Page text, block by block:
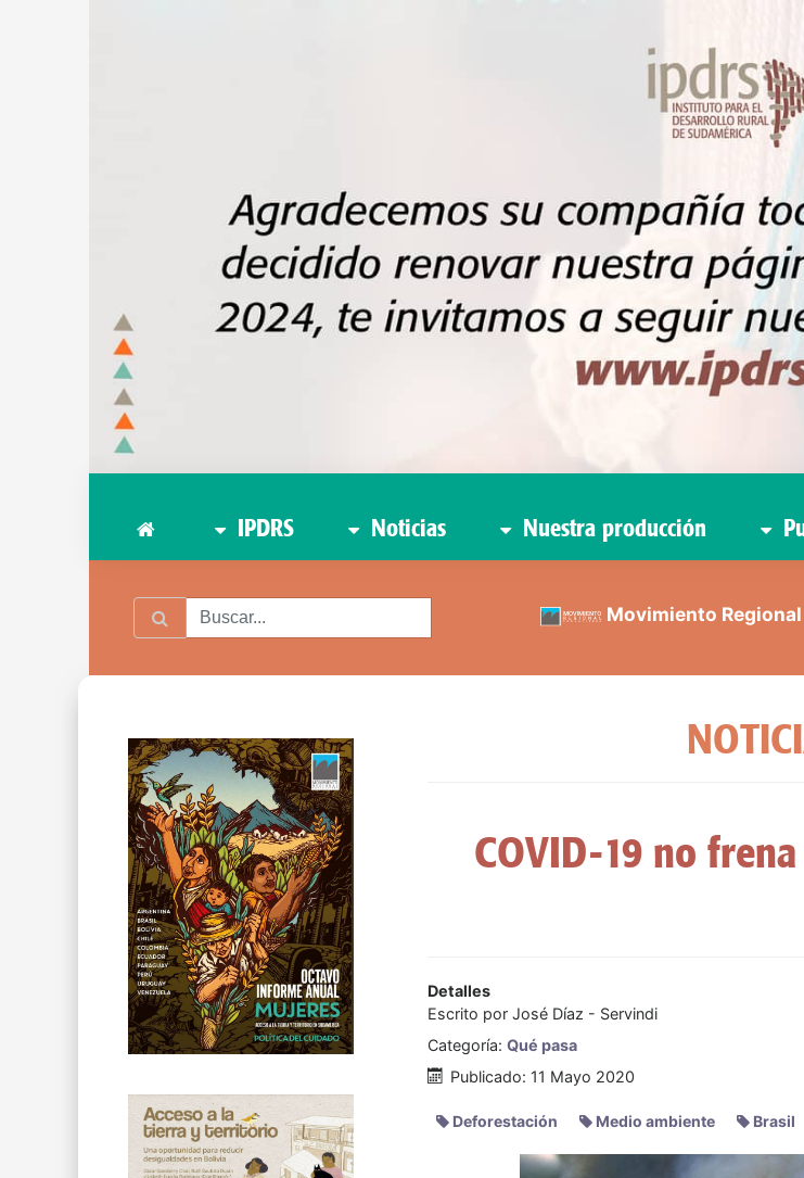
IPDRS Noticias Nuestra producción
Movimiento
COVID-19 no
Detalles
Escrito por José Díaz - Servindi
Categoría: Qué pasa
Publicado: 11 Mayo 2020
Deforestación Medio ambiente Brasil